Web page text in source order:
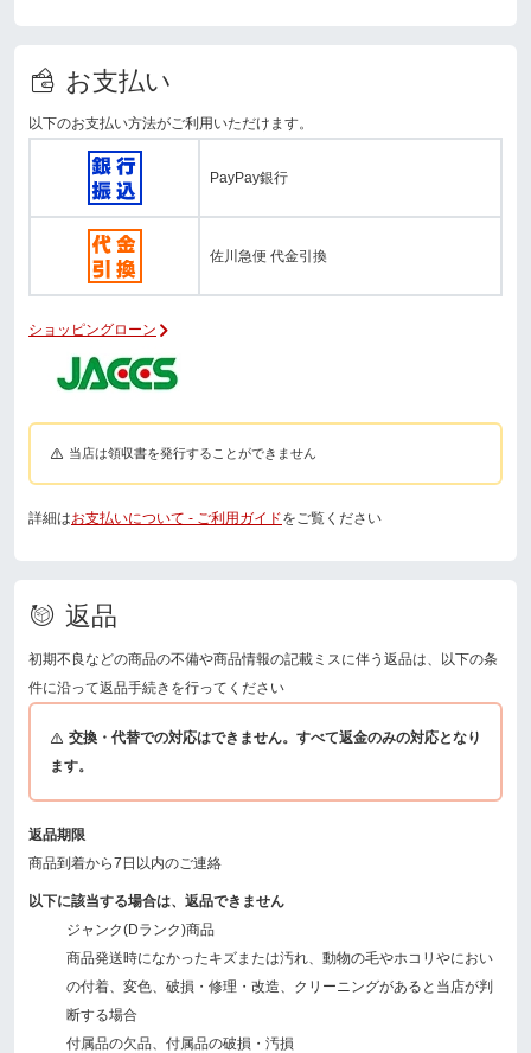
お支払い
以下のお支払い方法がご利用いただけます。
PayPay銀行
佐川急便 代金引換
ショッピングローン
当店は領収書を発行することができません
詳細はお支払いについて - ご利用ガイドをご覧ください
返品
初期不良などの商品の不備や商品情報の記載ミスに伴う返品は、以下の条
件に沿って返品手続きを行ってください
交換・代替での対応はできません。すべて返金のみの対応となり
ます。
返品期限
商品到着から7日以内のご連絡
以下に該当する場合は、返品できません
ジャンク(Dランク)商品
商品発送時になかったキズまたは汚れ、動物の毛やホコリやにおい
の付着、変色、破損・修理・改造、クリーニングがあると当店が判
断する場合
付属品の欠品、付属品の破損・汚損